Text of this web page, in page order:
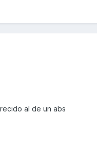
al de un abs